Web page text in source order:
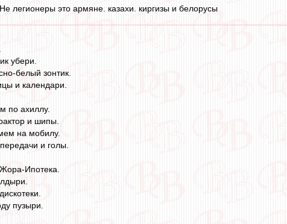
легионеры это армяне. казахи. киргизы и белорусы
убери.
белый зонтик.
и календари.
по ахиллу.
и шипы.
на мобилу.
и голы.
Ипотека.
пузыри.